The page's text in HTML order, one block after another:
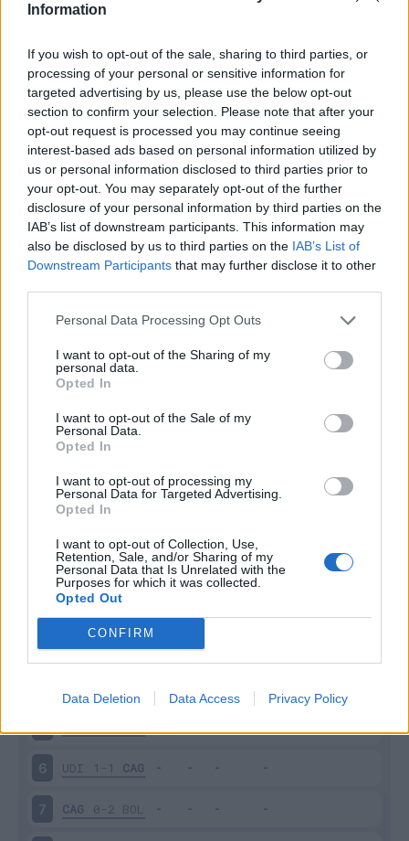
Information
If you wish to opt-out of the sale, sharing to third parties, or
processing of your personal or sensitive information for
targeted advertising by us, please use the below opt-out
section to confirm your selection. Please note that after your
opt-out request is processed you may continue seeing
interest-based ads based on personal information utilized by
us or personal information disclosed to third parties prior to
your opt-out. You may separately opt-out of the further
disclosure of your personal information by third parties on the
IAB’s list of downstream participants. This information may
also be disclosed by us to third parties on the IAB’s List of
Downstream Participants that may further disclose it to other
Personal Data Processing Opt Outs
I want to opt-out of the Sharing of my
personal data.
Opted In
I want to opt-out of the Sale of my
Personal Data.
Opted In
I want to opt-out of processing my
Personal Data for Targeted Advertising.
Opted In
I want to opt-out of Collection, Use,
Retention, Sale, and/or Sharing of my
Personal Data that Is Unrelated with the
Purposes for which it was collected.
Opted Out
CONFIRM
Data Deletion Data Access Privacy Policy
Classic Mantra
Riepilogo stagione
Titolare 0 - 0
Entrato 0 - 0%
Squalificato 0 - 0%
Inutilizzato
stagionale
CAG 1-1 FIO
NAP 1-0
3
6 UDI 1-1 CAG
7 CAG 0-2 BOL